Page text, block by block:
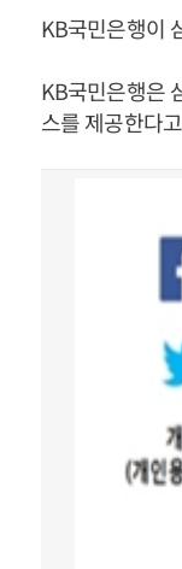
KB국민은행이
KB국민은행은
스를 제공한다